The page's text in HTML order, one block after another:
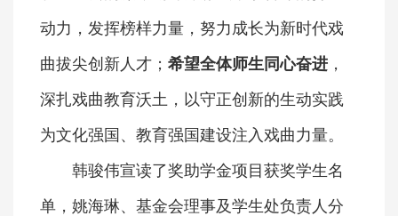
动力，发挥榜样力量，努力成长为新时代戏
曲拔尖创新人才； 希望全体师生同心奋进 ，
深扎戏曲教育沃土，以守正创新的生动实践
为文化强国、教育强国建设注入戏曲力量。
韩骏伟宣读了奖助学金项目获奖学生名
单，姚海琳、基金会理事及学生处负责人分